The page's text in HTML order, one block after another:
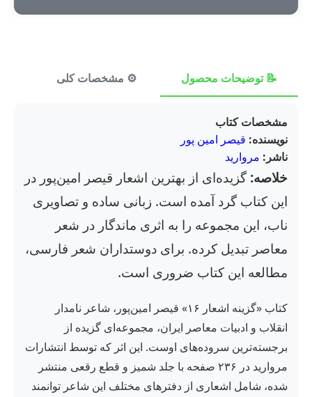
📝 توضیحات محصول ⚙️ مشخصات کلی
مشخصات کتاب
نویسنده: قیصر امین پور
ناشر: مروارید
خلاصه: گزیده‌ای از بهترین اشعار قیصر امین‌پور در
این کتاب گرد آمده است. زبانی ساده و تصاویری
ناب، این مجموعه را به اثری ماندگار در شعر
معاصر تبدیل کرده. برای دوستداران شعر فارسی،
مطالعه این کتاب ضروری است.
کتاب «گزینه اشعار ۱۶» قیصر امین‌پور، شاعر نامدار
انقلاب و ادبیات معاصر ایران، مجموعه‌ای گزیده از
برجسته‌ترین سروده‌های اوست. این اثر که توسط انتشارات
مروارید در ۲۳۶ صفحه با جلد شمیز و قطع رقعی منتشر
شده، شامل اشعاری از دفترهای مختلف این شاعر توانمند